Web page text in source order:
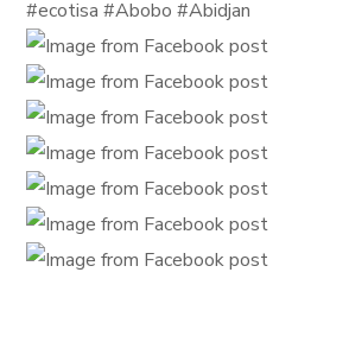
#ecotisa #Abobo #Abidjan